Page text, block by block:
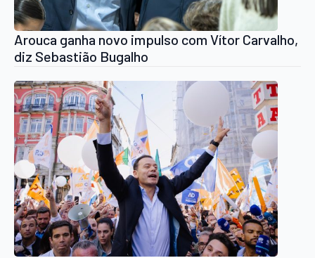
Arouca ganha novo impulso com Vítor Carvalho,
diz Sebastião Bugalho